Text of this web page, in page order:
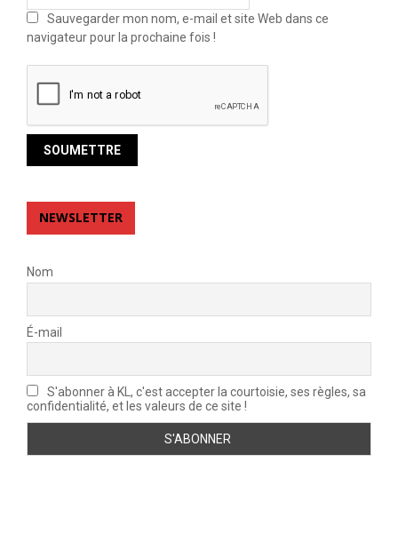
Sauvegarder mon nom, e-mail et site Web dans ce
navigateur pour la prochaine fois !
NEWSLETTER
Nom
É-mail
S'abonner à KL, c'est accepter la courtoisie, ses règles, sa
confidentialité, et les valeurs de ce site !